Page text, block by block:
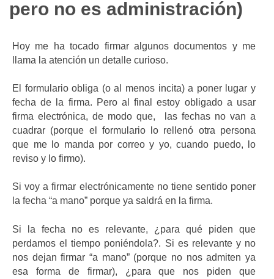
pero no es administración)
Hoy me ha tocado firmar algunos documentos y me
llama la atención un detalle curioso.
El formulario obliga (o al menos incita) a poner lugar y
fecha de la firma. Pero al final estoy obligado a usar
firma electrónica, de modo que, las fechas no van a
cuadrar (porque el formulario lo rellenó otra persona
que me lo manda por correo y yo, cuando puedo, lo
reviso y lo firmo).
Si voy a firmar electrónicamente no tiene sentido poner
la fecha “a mano” porque ya saldrá en la firma.
Si la fecha no es relevante, ¿para qué piden que
perdamos el tiempo poniéndola?. Si es relevante y no
nos dejan firmar “a mano” (porque no nos admiten ya
esa forma de firmar), ¿para que nos piden que